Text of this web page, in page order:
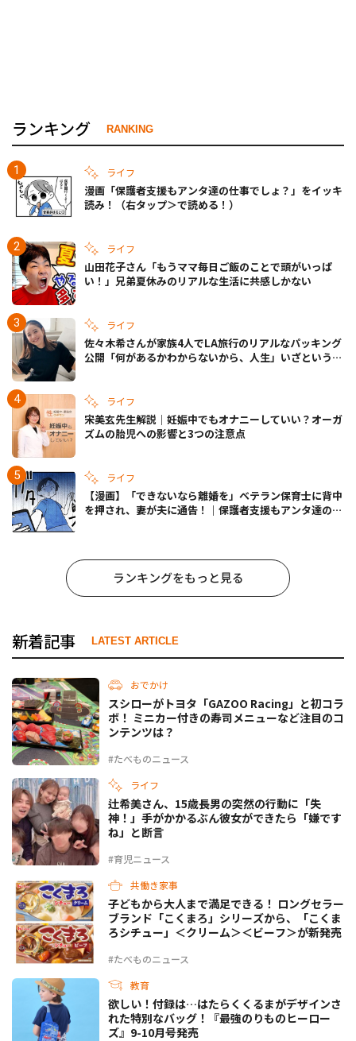
ランキング RANKING
ライフ
漫画「保護者支援もアンタ達の仕事でしょ？」をイッキ
読み！（右タップ＞で読める！）
ライフ
山田花子さん「もうママ毎日ご飯のことで頭がいっぱ
い！」兄弟夏休みのリアルな生活に共感しかない
ライフ
佐々木希さんが家族4人でLA旅行のリアルなパッキング
公開「何があるかわからないから、人生」いざというと
ライフ
宋美玄先生解説｜妊娠中でもオナニーしていい？オーガ
ズムの胎児への影響と3つの注意点
ライフ
【漫画】「できないなら離婚を」ベテラン保育士に背中
を押され、妻が夫に通告！｜保護者支援もアンタ達の仕
ランキングをもっと見る
新着記事 LATEST ARTICLE
おでかけ
#たべものニュース
スシローがトヨタ「GAZOO Racing」と初コラ
ボ！ ミニカー付きの寿司メニューなど注目のコ
ンテンツは？
ライフ
#育児ニュース
辻希美さん、15歳長男の突然の行動に「失
神！」手がかかるぶん彼女ができたら「嫌です
ね」と断言
共働き家事
#たべものニュース
子どもから大人まで満足できる！ ロングセラー
ブランド「こくまろ」シリーズから、「こくま
ろシチュー」＜クリーム＞＜ビーフ＞が新発売
教育
欲しい！付録は…はたらくくるまがデザインさ
れた特別なバッグ！『最強のりものヒーロー
ズ』9-10月号発売